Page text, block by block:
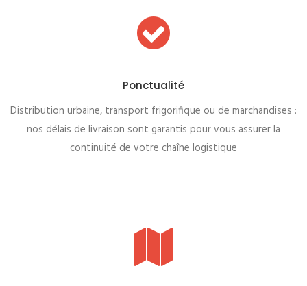
Ponctualité
Distribution urbaine, transport frigorifique ou de marchandises :
nos délais de livraison sont garantis pour vous assurer la
continuité de votre chaîne logistique